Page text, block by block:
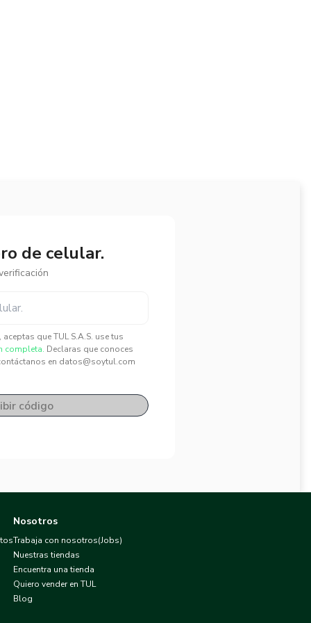
de celular.
que TUL S.A.S. use tus
completa. Declaras que conoces
en datos@soytul.com
código
Nosotros
Trabaja con nosotros(Jobs)
Nuestras tiendas
Encuentra una tienda
Quiero vender en TUL
Blog